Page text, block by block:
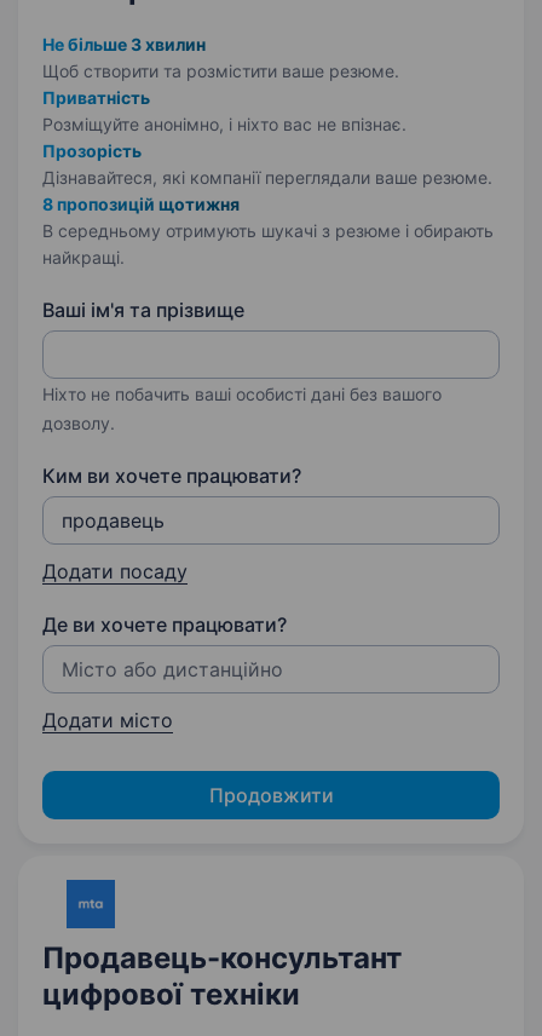
Не більше 3 хвилин
Щоб створити та розмістити ваше резюме.
Приватність
Розміщуйте анонімно, і ніхто вас не впізнає.
Прозорість
Дізнавайтеся, які компанії переглядали ваше резюме.
8 пропозицій щотижня
В середньому отримують шукачі з резюме і обирають
найкращі.
Ваші ім'я та прізвище
Ніхто не побачить ваші особисті дані без вашого
дозволу.
Ким ви хочете працювати?
Додати посаду
Де ви хочете працювати?
Додати місто
Продовжити
Продавець-консультант
цифрової техніки